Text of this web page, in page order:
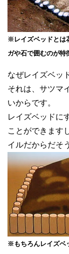
※レイズベッドとは
ガや石で囲むのが特
なぜレイズベッ
それは、サツマ
いからです。
レイズベッドに
ことができます
イルだからだそ
※もちろんレイズベ